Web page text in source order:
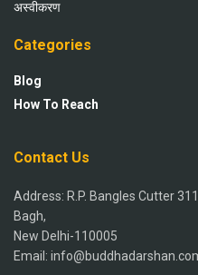
अस्वीकरण
Categories
Blog
How To Reach
Contact Us
Address: R.P. Bangles Cutter
Bagh,
New Delhi-110005
Email: